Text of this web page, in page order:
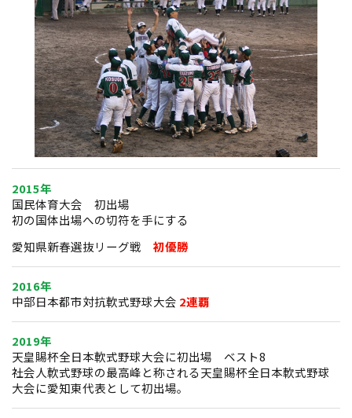
2015年
国民体育大会 初出場
初の国体出場への切符を手にする
愛知県新春選抜リーグ戦 初優勝
2016年
中部日本都市対抗軟式野球大会 2連覇
2019年
天皇賜杯全日本軟式野球大会に初出場 ベスト8
社会人軟式野球の最高峰と称される天皇賜杯全日本軟式野球
大会に愛知東代表として初出場｡